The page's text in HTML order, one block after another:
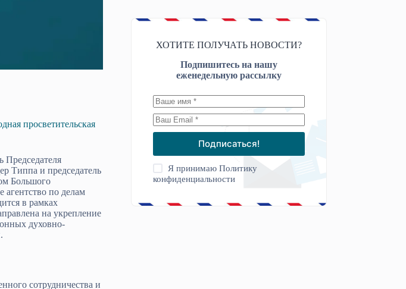
просветительская
Председателя
Типпа и председатель
Большого
агентство по делам
в рамках
на укрепление
духовно-
сотрудничества и
ХОТИТЕ ПОЛУЧАТЬ НОВОСТИ?
Подпишитесь на нашу
еженедельную рассылку
Подписаться!
Я принимаюПолитику
конфиденциальности